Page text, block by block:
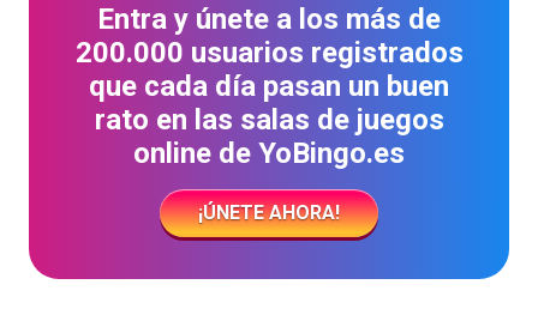
Entra y únete a los más de
200.000 usuarios registrados
que cada día pasan un buen
rato en las salas de juegos
online de YoBingo.es
¡ÚNETE AHORA!